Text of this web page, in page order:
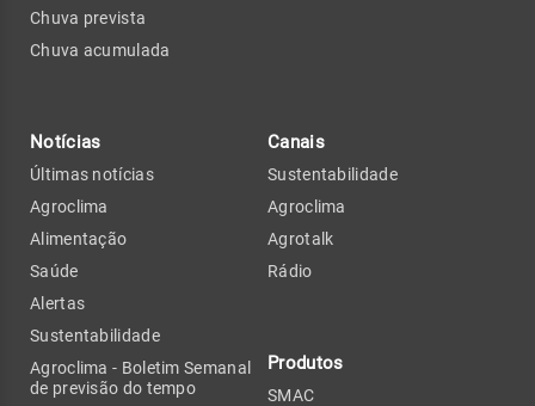
Chuva prevista
Chuva acumulada
Notícias
Últimas notícias
Agroclima
Alimentação
Saúde
Alertas
Sustentabilidade
Agroclima - Boletim Semanal
de previsão do tempo
Canais
Sustentabilidade
Agroclima
Agrotalk
Rádio
Produtos
SMAC